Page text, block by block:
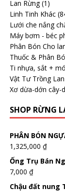
Lan Rừng (1)
Linh Tinh Khác
Lưới che nắng
Máy bơm - béc
Phân Bón Cho
Thuốc & Phân
Ti nhựa, sắt +
Vật Tư Trồng Lan
Xơ dừa-dớn cây-
SHOP RỪNG
PHÂN BÓN
1,325,000 ₫
Ống Trụ Bán
7,000 ₫
Chậu đất nung